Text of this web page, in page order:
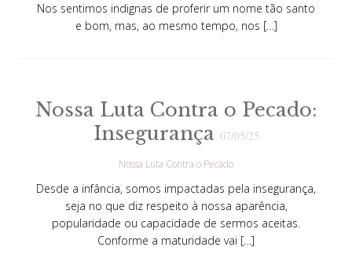
SOBRE
Nos sentimos indignas de proferir um nome tão santo
e bom, mas, ao mesmo tempo, nos […]
Nossa Luta Contra o Pecado:
Insegurança 07/05/25
Nossa Luta Contra o Pecado
Desde a infância, somos impactadas pela insegurança,
seja no que diz respeito à nossa aparência,
popularidade ou capacidade de sermos aceitas.
Conforme a maturidade vai […]